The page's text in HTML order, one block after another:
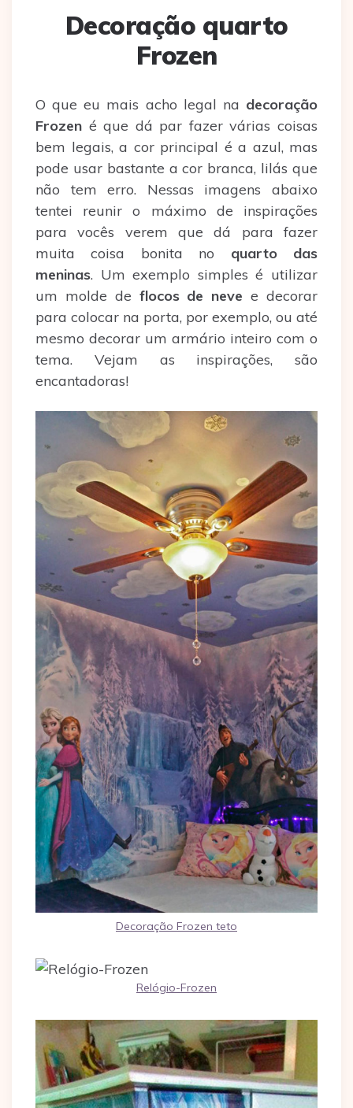
Decoração quarto
Frozen
O que eu mais acho legal na decoração
Frozen é que dá par fazer várias coisas
bem legais, a cor principal é a azul, mas
pode usar bastante a cor branca, lilás que
não tem erro. Nessas imagens abaixo
tentei reunir o máximo de inspirações
para vocês verem que dá para fazer
muita coisa bonita no quarto das
meninas. Um exemplo simples é utilizar
um molde de flocos de neve e decorar
para colocar na porta, por exemplo, ou até
mesmo decorar um armário inteiro com o
tema. Vejam as inspirações, são
encantadoras!
Decoração Frozen teto
Relógio-Frozen